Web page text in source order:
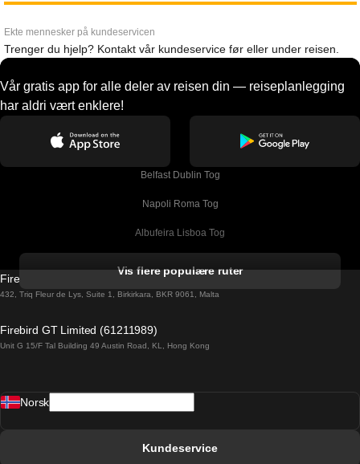
Ekte mennesker på kundeservicen
Trenger du hjelp? Kontakt vår kundeservice før eller under reisen.
Vår gratis app for alle deler av reisen din — reiseplanlegging
har aldri vært enklere!
Belfast Dublin Tog
Napoli Roma Tog
Albufeira Lisboa Tog
Barcelona Madrid Tog
Barcelona Sevilla Tog
Vis flere populære ruter
Firebird GT Limited (OC 1451)
432, Triq Fleur de Lys, Suite 1, Birkirkara, BKR 9061, Malta
Firebird GT Limited (61211989)
Unit G 15/F Tal Building 49 Austin Road, KL, Hong Kong
Norsk
Kundeservice